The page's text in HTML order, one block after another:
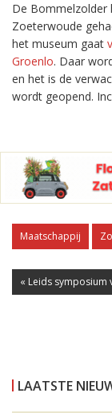
De Bommelzolder
Zoeterwoude
het museum gaat
Groenlo. Daar
en het is de
wordt geopend.
Maatschappij
« Leids symposium
LAATSTE